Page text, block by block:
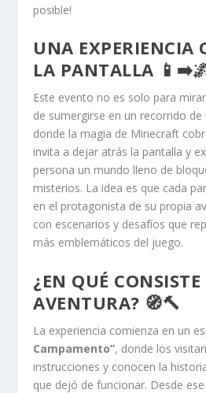
posible!
UNA EXPERIENCIA
LA PANTALLA
Este evento no es solo para
de sumergirse en un recorrido
donde la magia de Minecraft
invita a dejar atrás la pantalla y
persona un mundo lleno de
misterios. La idea es que cada
en el protagonista de su propia
con escenarios y desafíos que
más emblemáticos del juego.
¿EN QUÉ
AVENTURA? 🧭🔨
La experiencia comienza en un
Campamento”, donde los
instrucciones y conocen la
que dejó de funcionar. Desde